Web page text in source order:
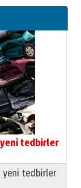
yeni tedbirler
yeni tedbirler